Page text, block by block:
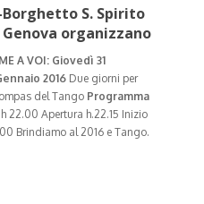
S. Spirito
organizzano
A VOI: Giovedì 31
2016 Due giorni per
del Tango Programma
h 22.00 Apertura h.22.15 Inizio
Brindiamo al 2016 e Tango.